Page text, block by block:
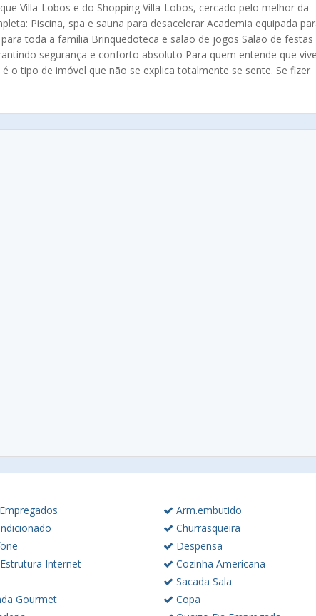
Villa-Lobos e do Shopping Villa-Lobos, cercado pelo melhor da
Piscina, spa e sauna para desacelerar Academia equipada
toda a família Brinquedoteca e salão de jogos Salão de festas
segurança e conforto absoluto Para quem entende que
o tipo de imóvel que não se explica totalmente se sente. Se fizer
Arm.embutido
Churrasqueira
Despensa
Internet
Cozinha Americana
Sacada Sala
Gourmet
Copa